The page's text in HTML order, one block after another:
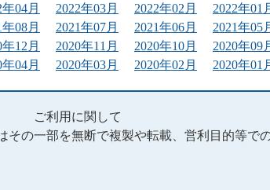
年04月 2022年03月 2022年02月 2022年01
年08月 2021年07月 2021年06月 2021年05
年12月 2020年11月 2020年10月 2020年09
年04月 2020年03月 2020年02月 2020年01
ご利用に関して
その一部を無断で複製や転載、営利目的等で